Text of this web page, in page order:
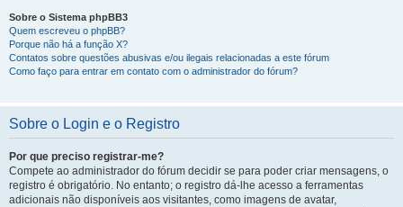
Sobre o Sistema phpBB3
Quem escreveu o phpBB?
Porque não há a função X?
Contatos sobre questões abusivas e/ou ilegais relacionadas a este fórum
Como faço para entrar em contato com o administrador do fórum?
Sobre o Login e o Registro
Por que preciso registrar-me?
Compete ao administrador do fórum decidir se para poder criar mensagens, o
registro é obrigatório. No entanto; o registro dá-lhe acesso a ferramentas
adicionais não disponíveis aos visitantes, como imagens de avatar,